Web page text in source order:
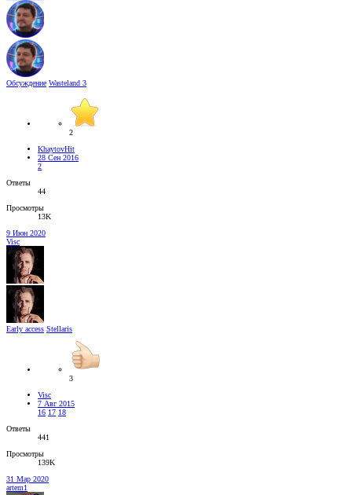
Обсуждение Wasteland 3
2
KhaytovHit
28 Сен 2016
2
Ответы
44
Просмотры
13K
9 Июн 2020
Visc
Early access Stellaris
3
Visc
7 Авг 2015
16 17 18
Ответы
441
Просмотры
139K
31 Мар 2020
artem1